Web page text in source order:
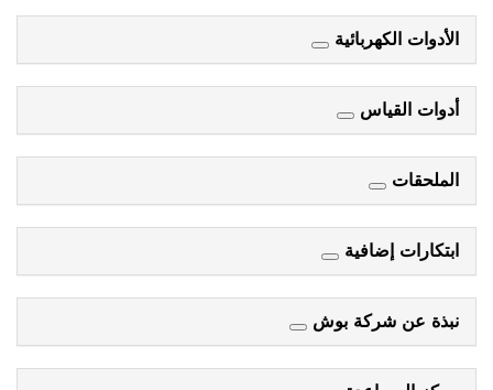
الأدوات الكهربائية
أدوات القياس
الملحقات
ابتكارات إضافية
نبذة عن شركة بوش